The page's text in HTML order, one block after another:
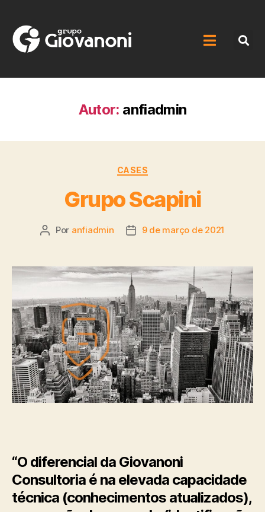
Autor: anfiadmin
CASES
Grupo Scapini
Por anfiadmin 9 de março de 2021
“O diferencial da Giovanoni
Consultoria é na elevada capacidade
técnica (conhecimentos atualizados),